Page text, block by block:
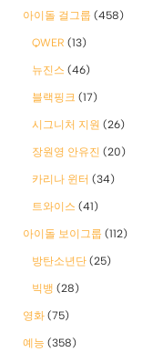
아이돌 걸그룹 (458)
QWER (13)
뉴진스 (46)
블랙핑크 (17)
시그니처 지원 (26)
장원영 안유진 (20)
카리나 윈터 (34)
트와이스 (41)
아이돌 보이그룹 (112)
방탄소년단 (25)
빅뱅 (28)
영화 (75)
예능 (358)